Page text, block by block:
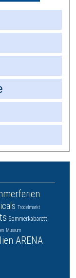
Trödelmarkt
Sommerkabarett
Museum
ARENA